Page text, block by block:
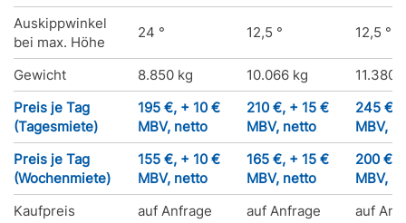
Auskippwinkel
bei max. Höhe
24 ° 12,5 ° 12,5 °
Gewicht 8.850 kg 10.066 kg
11.380
Preis je Tag
(Tagesmiete)
195 €, + 10 €
MBV, netto
210 €, + 15 €
MBV, netto
245 €,
MBV,
Preis je Tag
(Wochenmiete)
155 €, + 10 €
MBV, netto
165 €, + 15 €
MBV, netto
200 €,
MBV,
Kaufpreis
auf Anfrage auf Anfrage auf